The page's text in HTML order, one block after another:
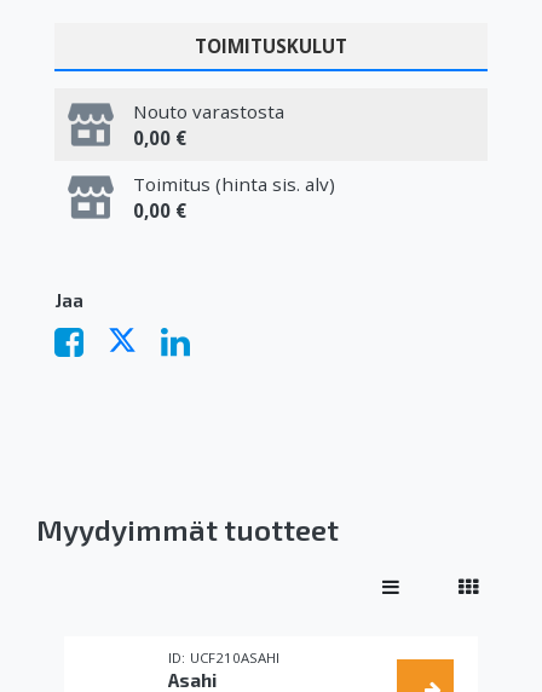
TOIMITUSKULUT
Nouto varastosta
0,00 €
Toimitus (hinta sis. alv)
0,00 €
Jaa
Myydyimmät tuotteet
UCF210ASAHI
Asahi